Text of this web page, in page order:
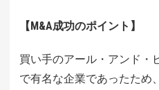
【M&A成功のポイント】
買い手のアール・アンド・
で有名な企業であったため